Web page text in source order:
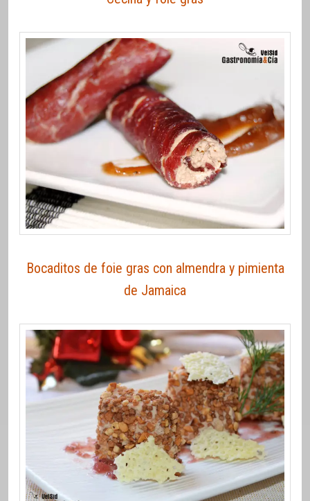
Bocaditos de foie gras con almendra y pimienta
de Jamaica